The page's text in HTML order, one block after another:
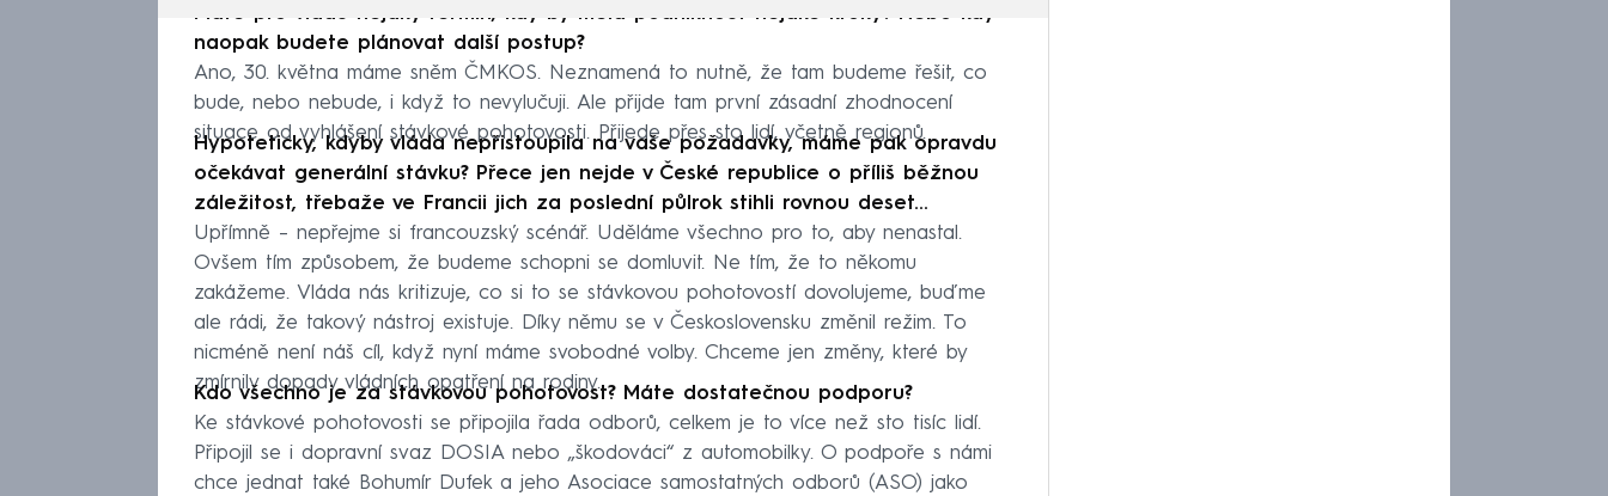
Máte pro vládu nějaký termín, kdy by měla podniknout nějaké kroky? Nebo kdy
naopak budete plánovat další postup?
Ano, 30. května máme sněm ČMKOS. Neznamená to nutně, že tam budeme řešit, co
bude, nebo nebude, i když to nevylučuji. Ale přijde tam první zásadní zhodnocení
situace od vyhlášení stávkové pohotovosti. Přijede přes sto lidí, včetně regionů.
Hypoteticky, kdyby vláda nepřistoupila na vaše požadavky, máme pak opravdu
očekávat generální stávku? Přece jen nejde v České republice o příliš běžnou
záležitost, třebaže ve Francii jich za poslední půlrok stihli rovnou deset…
Upřímně – nepřejme si francouzský scénář. Uděláme všechno pro to, aby nenastal.
Ovšem tím způsobem, že budeme schopni se domluvit. Ne tím, že to někomu
zakážeme. Vláda nás kritizuje, co si to se stávkovou pohotovostí dovolujeme, buďme
ale rádi, že takový nástroj existuje. Díky němu se v Československu změnil režim. To
nicméně není náš cíl, když nyní máme svobodné volby. Chceme jen změny, které by
zmírnily dopady vládních opatření na rodiny.
Kdo všechno je za stávkovou pohotovost? Máte dostatečnou podporu?
Ke stávkové pohotovosti se připojila řada odborů, celkem je to více než sto tisíc lidí.
Připojil se i dopravní svaz DOSIA nebo „škodováci“ z automobilky. O podpoře s námi
chce jednat také Bohumír Dufek a jeho Asociace samostatných odborů (ASO) jako